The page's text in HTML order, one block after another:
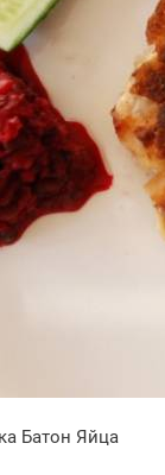
Батон Яйца